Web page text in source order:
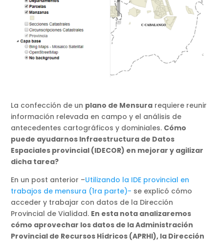
La confección de un plano de Mensura requiere reunir
información relevada en campo y el análisis de
antecedentes cartográficos y dominiales. Cómo
puede ayudarnos Infraestructura de Datos
Espaciales provincial (IDECOR) en mejorar y agilizar
dicha tarea?
En un post anterior –Utilizando la IDE provincial en
trabajos de mensura (1ra parte)- se explicó cómo
acceder y trabajar con datos de la Dirección
Provincial de Vialidad. En esta nota analizaremos
cómo aprovechar los datos de la Administración
Provincial de Recursos Hídricos (APRHI), la Dirección